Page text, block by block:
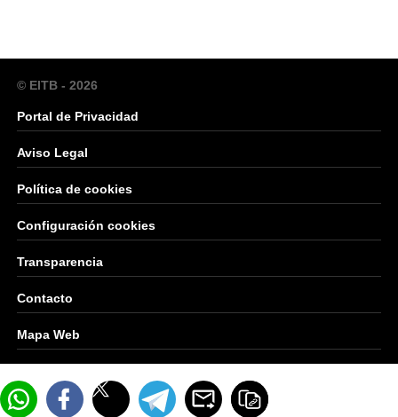
© EITB - 2026
Portal de Privacidad
Aviso Legal
Política de cookies
Configuración cookies
Transparencia
Contacto
Mapa Web